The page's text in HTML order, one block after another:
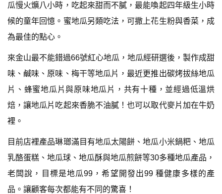
瓜慢火爌八小時，吃起來甜而不膩，最能喚起四年級生小時
候的童年回憶。蜜地瓜另類吃法，可撒上花生粉與香菜，成
為最佳的點心。
來金山最不能錯過66號紅心地瓜，地瓜經研選後，製作成甜
味、鹹味、原味、梅干等地瓜片，最近更推出碳烤拔絲地瓜
片、蜂蜜地瓜片與原味地瓜片，共有十種，並經過低溫烘
焙，讓地瓜片吃起來香脆不油膩！也可以取代麥片加在牛奶
裡。
目前店裡產品琳瑯滿目有地瓜太陽餅、地瓜小米鍋粑、地瓜
乳酪蛋糕、地瓜球、地瓜酥與地瓜煎餅等30多種地瓜產品，
老闆說，目標是地瓜99，希望開發出99 種健康多樣的產
品。讓顧客每次都能有不同的驚喜！